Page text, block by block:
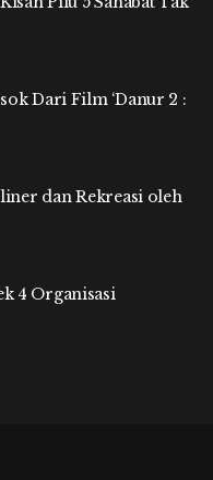
Dari Film ‘Danur 2 :
dan Rekreasi oleh
4 Organisasi